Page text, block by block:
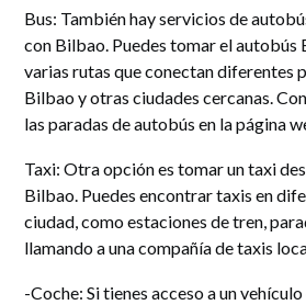
Bus: También hay servicios de
con Bilbao. Puedes tomar el autobús
varias rutas que conectan diferentes
Bilbao y otras ciudades cercanas.
las paradas de autobús en la página
Taxi: Otra opción es tomar un taxi
Bilbao. Puedes encontrar taxis en
ciudad, como estaciones de tren,
llamando a una compañía de taxis
-Coche: Si tienes acceso a un